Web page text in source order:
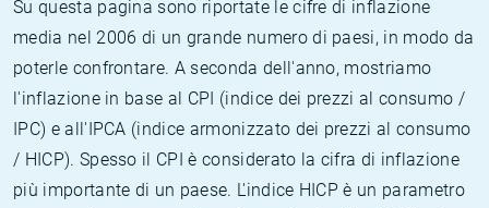
Su questa pagina sono riportate le cifre di inflazione
media nel 2006 di un grande numero di paesi, in modo da
poterle confrontare. A seconda dell'anno, mostriamo
l'inflazione in base al CPI (indice dei prezzi al consumo /
IPC) e all'IPCA (indice armonizzato dei prezzi al consumo
/ HICP). Spesso il CPI è considerato la cifra di inflazione
più importante di un paese. L'indice HICP è un parametro